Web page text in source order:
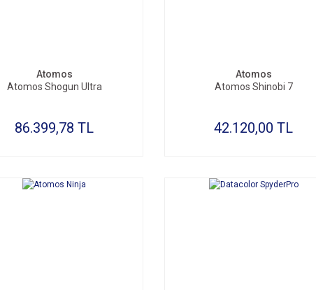
Atomos
Atomos Shogun Ultra
86.399,78 TL
Atomos
Atomos Shinobi 7
42.120,00 TL